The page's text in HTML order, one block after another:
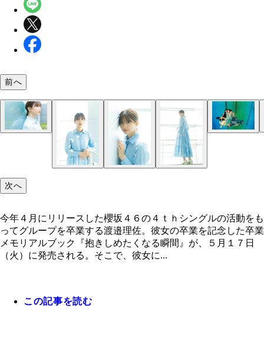
撮影／柴田フミコ
撮影／柴田フミコ
前へ
次へ
今年４月にリリースした櫻坂４６の４ｔｈシングルの活動をも
ってグループを卒業する渡邉理佐。彼女の卒業を記念した卒業
メモリアルブック『抱きしめたくなる瞬間』が、５月１７日
（火）に発売される。そこで、彼女に...
この記事を読む